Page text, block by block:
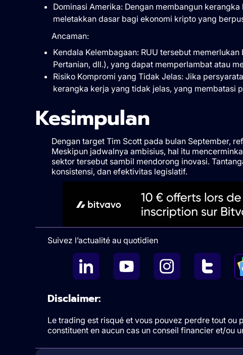
Dominasi Amerika: Dengan membangun
meletakkan dasar bagi ekonomi kripto yang
Ancaman:
Kendala Kelembagaan: RUU tersebut
Pertanian, dll.), yang dapat memperlambat atau
Risiko Kompromi yang Tidak Jelas: Jika
kerangka kerja yang tidak jelas, yang membatasi
Kesimpulan
Dengan target Tim Scott pada bulan September,
Meskipun jadwalnya ambisius, hal itu
sektor tersebut sambil mendorong inovasi.
konsistensi, dan efektivitas legislatif.
Suivez l’actualité au quotidien
Disclaimer:
Le trading est risqué et vous pouvez perdre tout
constituent en aucun cas un conseil financier et/ou